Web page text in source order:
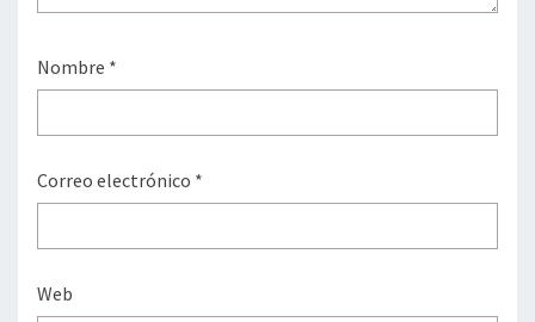
Nombre *
Correo electrónico *
Web